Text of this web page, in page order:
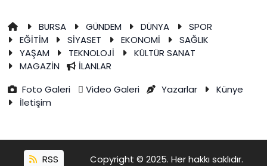
BURSA GÜNDEM DÜNYA
SPOR
EĞİTİM
SİYASET EKONOMİ
SAĞLIK
YAŞAM
TEKNOLOJİ
KÜLTÜR SANAT
MAGAZİN
İLANLAR
Foto Galeri
Video Galeri Yazarlar
Künye
İletişim
RSS Copyright © 2025. Her hakkı saklıdır.